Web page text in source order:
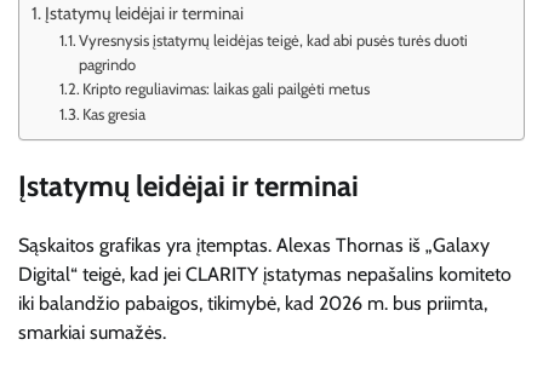
Įstatymų leidėjai ir terminai
Vyresnysis įstatymų leidėjas teigė, kad abi pusės turės duoti
pagrindo
Kripto reguliavimas: laikas gali pailgėti metus
Kas gresia
Įstatymų leidėjai ir terminai
Sąskaitos grafikas yra įtemptas. Alexas Thornas iš „Galaxy
Digital“ teigė, kad jei CLARITY įstatymas nepašalins komiteto
iki balandžio pabaigos, tikimybė, kad 2026 m. bus priimta,
smarkiai sumažės.